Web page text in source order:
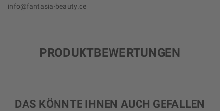
info@fantasia-beauty.de
PRODUKTBEWERTUNGEN
DAS KÖNNTE IHNEN AUCH GEFALLEN